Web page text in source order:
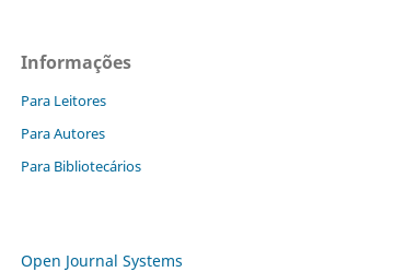
Informações
Para Leitores
Para Autores
Para Bibliotecários
Open Journal Systems